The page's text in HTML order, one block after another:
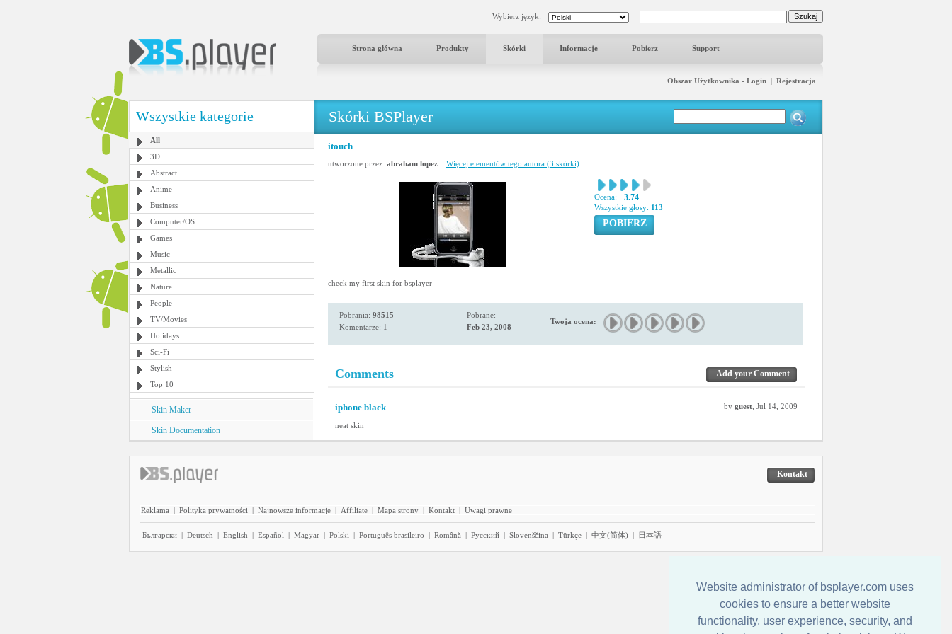
Website administrator of bsplayer.com uses
cookies to ensure a better website
functionality, user experience, security, and
Wybierz język:
Strona główna Produkty Skórki Informacje Pobierz Support
Obszar Użytkownika - Login | Rejestracja
Wszystkie kategorie
All
3D
Abstract
Anime
Business
Computer/OS
Games
Music
Metallic
Nature
People
TV/Movies
Holidays
Sci-Fi
Stylish
Top 10
Skin Maker
Skin Documentation
Skórki BSPlayer
itouch
utworzone przez: abraham lopez Więcej elementów tego autora (3 skórki)
Ocena: 3.74
Wszystkie głosy: 113
POBIERZ
check my first skin for bsplayer
Pobrania: 98515
Komentarze: 1
Pobrane:
Feb 23, 2008
Twoja ocena:
Comments Add your Comment
iphone black by guest , Jul 14, 2009
neat skin
Kontakt
Reklama | Polityka prywatności | Najnowsze informacje | Affiliate | Mapa strony | Kontakt | Uwagi prawne
Български | Deutsch | English | Español | Magyar | Polski | Português brasileiro | Română | Pyccĸий | Slovenščina | Türkçe | 中文(简体) | 日本語